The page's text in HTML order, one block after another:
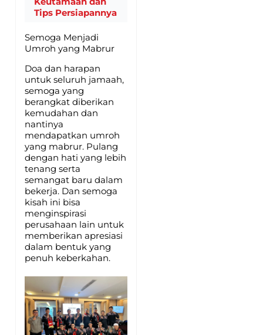
Tips Persiapannya
Semoga Menjadi
Umroh yang Mabrur
Doa dan harapan
untuk seluruh jamaah,
semoga yang
berangkat diberikan
kemudahan dan
nantinya
mendapatkan umroh
yang mabrur. Pulang
dengan hati yang lebih
tenang serta
semangat baru dalam
bekerja. Dan semoga
kisah ini bisa
menginspirasi
perusahaan lain untuk
memberikan apresiasi
dalam bentuk yang
penuh keberkahan.